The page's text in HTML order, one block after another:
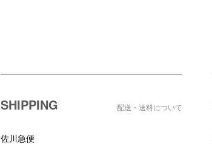
SHIPPING 配送・送料について
佐川急便